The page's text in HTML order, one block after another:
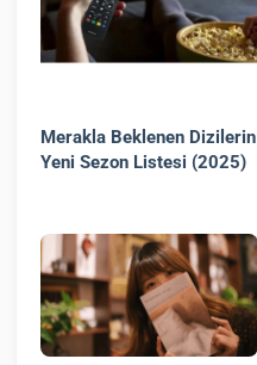
Merakla Beklenen Dizilerin
Yeni Sezon Listesi (2025)